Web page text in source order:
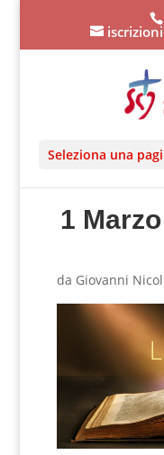
Seleziona una
1
da Giovanni